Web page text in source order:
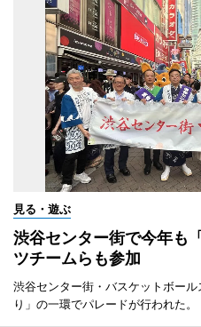
見る・遊ぶ
渋谷センター街で今年
ツチームらも参加
渋谷センター街・バスケットボー
り」の一環でパレードが行われた。